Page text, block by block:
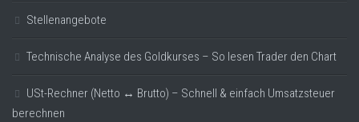
Stellenangebote
Technische Analyse des Goldkurses – So lesen Trader den Chart
USt-Rechner (Netto ↔ Brutto) – Schnell & einfach Umsatzsteuer
berechnen